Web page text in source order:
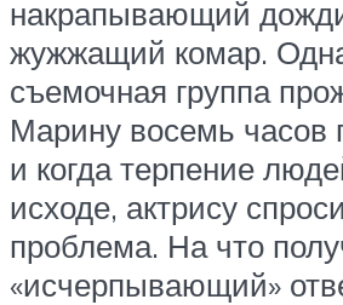
накрапывающий
жужжащий комар.
съемочная группа
Марину восемь часов
и когда терпение
исходе, актрису
проблема. На что
«исчерпывающий»